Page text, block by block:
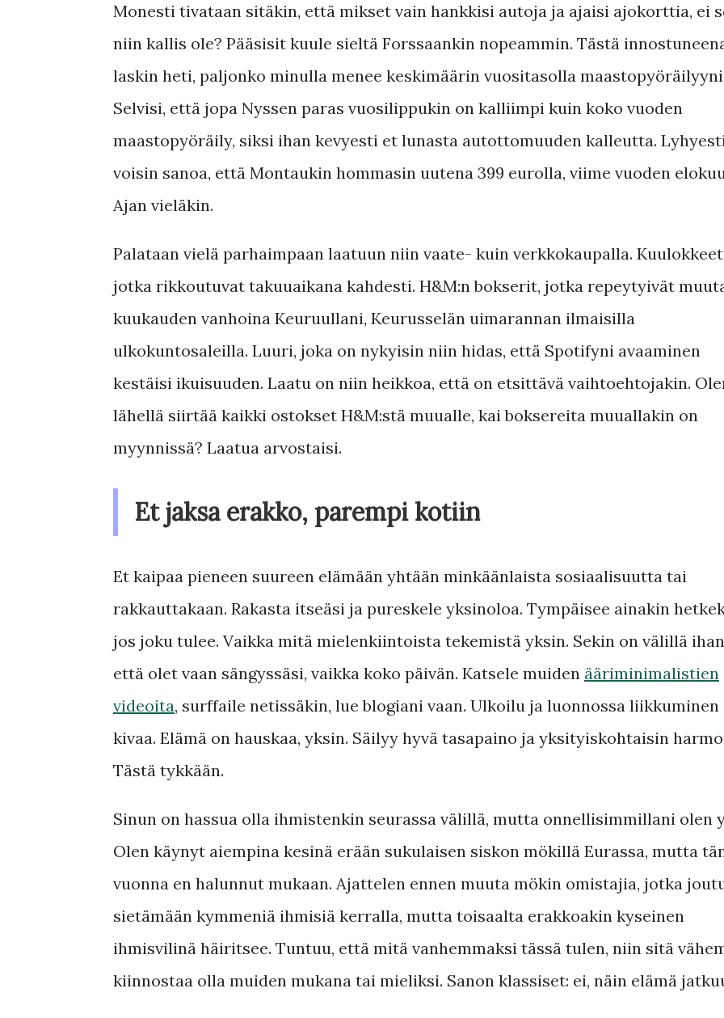
Monesti tivataan sitäkin, että mikset vain hankkisi autoja ja ajaisi ajokorttia, ei
niin kallis ole? Pääsisit kuule sieltä Forssaankin nopeammin. Tästä
laskin heti, paljonko minulla menee keskimäärin vuositasolla
Selvisi, että jopa Nyssen paras vuosilippukin on kalliimpi kuin koko vuoden
maastopyöräily, siksi ihan kevyesti et lunasta autottomuuden kalleutta.
voisin sanoa, että Montaukin hommasin uutena 399 eurolla, viime vuoden
Ajan vieläkin.
Palataan vielä parhaimpaan laatuun niin vaate- kuin verkkokaupalla.
jotka rikkoutuvat takuuaikana kahdesti. H&M:n bokserit, jotka repeytyivät
kuukauden vanhoina Keuruullani, Keurusselän uimarannan ilmaisilla
ulkokuntosaleilla. Luuri, joka on nykyisin niin hidas, että Spotifyni avaaminen
kestäisi ikuisuuden. Laatu on niin heikkoa, että on etsittävä vaihtoehtojakin.
lähellä siirtää kaikki ostokset H&M:stä muualle, kai boksereita muuallakin on
myynnissä? Laatua arvostaisi.
Et jaksa erakko, parempi kotiin
Et kaipaa pieneen suureen elämään yhtään minkäänlaista sosiaalisuutta tai
rakkauttakaan. Rakasta itseäsi ja pureskele yksinoloa. Tympäisee ainakin
jos joku tulee. Vaikka mitä mielenkiintoista tekemistä yksin. Sekin on välillä
että olet vaan sängyssäsi, vaikka koko päivän. Katsele muiden ääriminimalistien
videoita, surffaile netissäkin, lue blogiani vaan. Ulkoilu ja luonnossa liikkuminen
kivaa. Elämä on hauskaa, yksin. Säilyy hyvä tasapaino ja yksityiskohtaisin
Tästä tykkään.
Sinun on hassua olla ihmistenkin seurassa välillä, mutta onnellisimmillani olen
Olen käynyt aiempina kesinä erään sukulaisen siskon mökillä Eurassa, mutta
vuonna en halunnut mukaan. Ajattelen ennen muuta mökin omistajia, jotka
sietämään kymmeniä ihmisiä kerralla, mutta toisaalta erakkoakin kyseinen
ihmisvilinä häiritsee. Tuntuu, että mitä vanhemmaksi tässä tulen, niin sitä
kiinnostaa olla muiden mukana tai mieliksi. Sanon klassiset: ei, näin elämä